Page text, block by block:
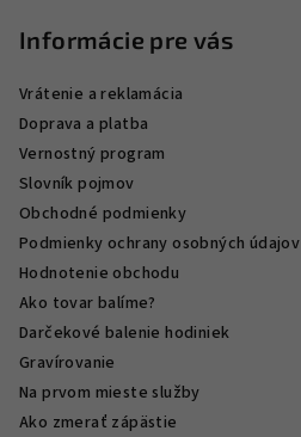
Informácie pre vás
Vrátenie a reklamácia
Doprava a platba
Vernostný program
Slovník pojmov
Obchodné podmienky
Podmienky ochrany osobných údajov
Hodnotenie obchodu
Ako tovar balíme?
Darčekové balenie hodiniek
Gravírovanie
Na prvom mieste služby
Ako zmerať zápästie